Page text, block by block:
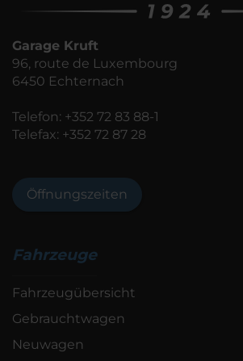
Garage Kruft
96, route de Luxembourg
6450 Echternach
Telefon: +352 72 83 88-1
Telefax: +352 72 87 28
Öffnungszeiten
Fahrzeuge
Fahrzeugübersicht
Gebrauchtwagen
Neuwagen